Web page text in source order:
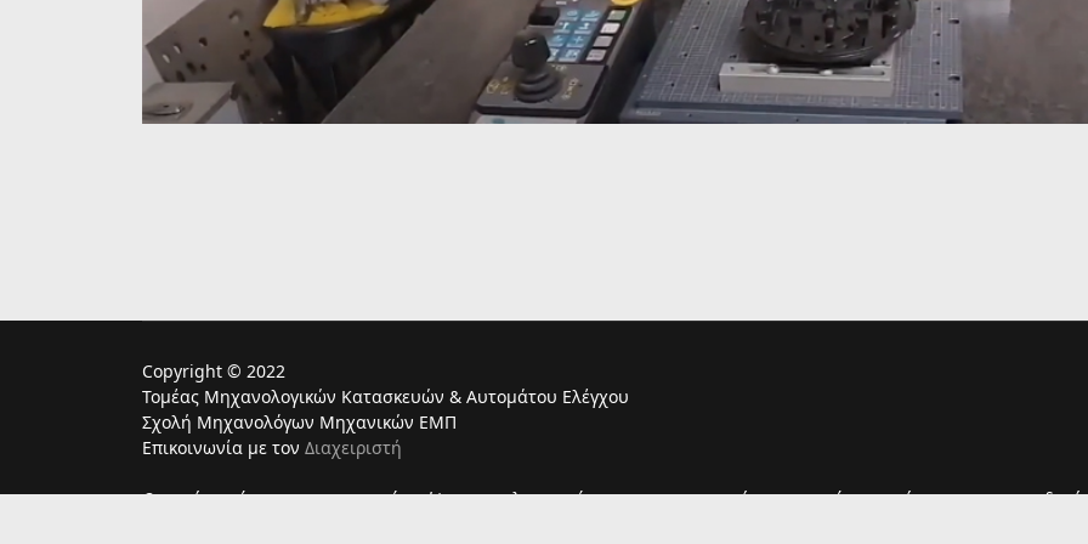
Copyright © 2022
Τομέας Μηχανολογικών Κατασκευών & Αυτομάτου Ελέγχου
Σχολή Μηχανολόγων Μηχανικών ΕΜΠ
Επικοινωνία με τον Διαχειριστή
Ο παρών ιστότοπος χρησιμoποιεί cookies για τη λειτουργία του και η παραμονή σας σε αυτόν συνεπάγεται και την αποδοχή